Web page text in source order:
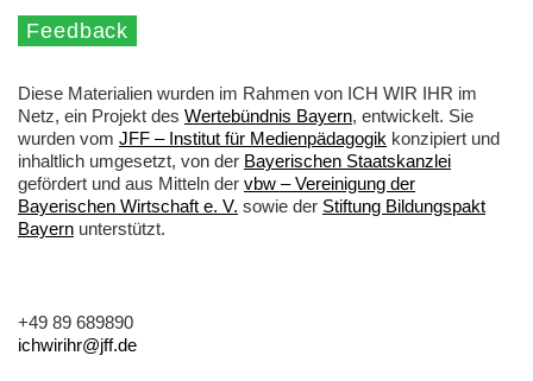
Feedback
Diese Materialien wurden im Rahmen von ICH WIR IHR im
Netz, ein Projekt des Wertebündnis Bayern, entwickelt. Sie
wurden vom JFF – Institut für Medienpädagogik konzipiert und
inhaltlich umgesetzt, von der Bayerischen Staatskanzlei
gefördert und aus Mitteln der vbw – Vereinigung der
Bayerischen Wirtschaft e. V. sowie der Stiftung Bildungspakt
Bayern unterstützt.
+49 89 689890
ichwirihr@jff.de